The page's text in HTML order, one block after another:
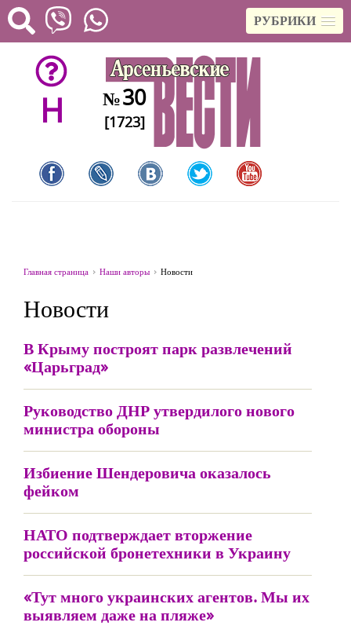
РУБРИКИ
H №30
[1723]
Главная страница Наши авторы Новости
Новости
В Крыму построят парк развлечений
«Царьград»
Руководство ДНР утвердилого нового
министра обороны
Избиение Шендеровича оказалось
фейком
НАТО подтверждает вторжение
российской бронетехники в Украину
«Тут много украинских агентов. Мы их
выявляем даже на пляже»